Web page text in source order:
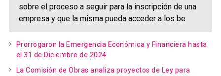
sobre el proceso a seguir para la inscripción de una
empresa y que la misma pueda acceder a los be
Prorrogaron la Emergencia Económica y Financiera hasta
el 31 de Diciembre de 2024
La Comisión de Obras analiza proyectos de Ley para